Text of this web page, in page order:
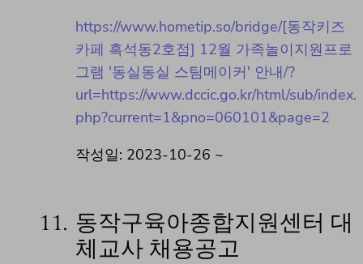
https://www.hometip.so/bridge/[동작키즈
카페 흑석동2호점] 12월 가족놀이지원프로
그램 '동실동실 스팀메이커' 안내/?
url=https://www.dccic.go.kr/html/sub/index.
php?current=1&pno=060101&page=2
작성일: 2023-10-26 ~
11. 동작구육아종합지원센터 대
체교사 채용공고